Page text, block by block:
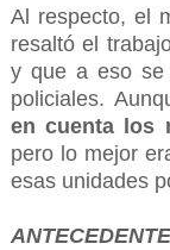
Al respecto, el
resaltó el
y que a eso se
policiales.
en cuenta los
pero lo mejor
esas unidades